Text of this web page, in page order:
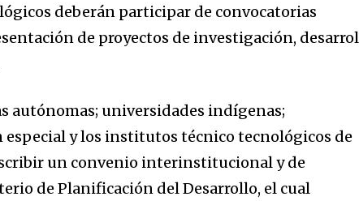
deberán participar de convocatorias
de proyectos de investigación,
autónomas; universidades indígenas;
y los institutos técnico tecnológicos de
un convenio interinstitucional y de
de Planificación del Desarrollo, el cual